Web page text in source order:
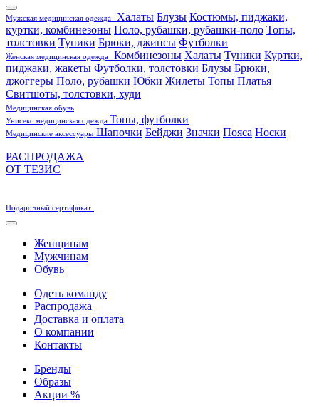
Мужская медицинская одежда Халаты Блузы Костюмы, пиджаки,
куртки, комбинезоны Поло, рубашки, рубашки-поло Топы,
толстовки Туники Брюки, джинсы Футболки
Женская медицинская одежда Комбинезоны Халаты Туники Куртки,
пиджаки, жакеты Футболки, толстовки Блузы Брюки,
джоггеры Поло, рубашки Юбки Жилеты Топы Платья
Свитшоты, толстовки, худи
Медицинская обувь
Унисекс медицинская одежда Топы, футболки
Медицинские аксессуары Шапочки Бейджи Значки Пояса Носки
РАСПРОДАЖА
ОТ ТЕЗИС
Подарочный сертификат
Женщинам
Мужчинам
Обувь
Одеть команду
Распродажа
Доставка и оплата
О компании
Контакты
Бренды
Образы
Акции %